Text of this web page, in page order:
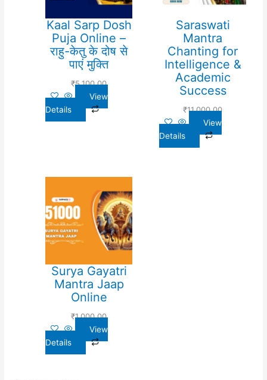
Kaal Sarp Dosh
Puja Online –
राहु-केतु के दोष से
पाएं मुक्ति
₹5,100.00
View
Details
Saraswati
Mantra
Chanting for
Intelligence &
Academic
Success
₹11,000.00
View
Details
Surya Gayatri
Mantra Jaap
Online
₹1,000.00
View
Details